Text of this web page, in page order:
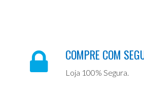
COMPRE COM
Loja 100% Segura.